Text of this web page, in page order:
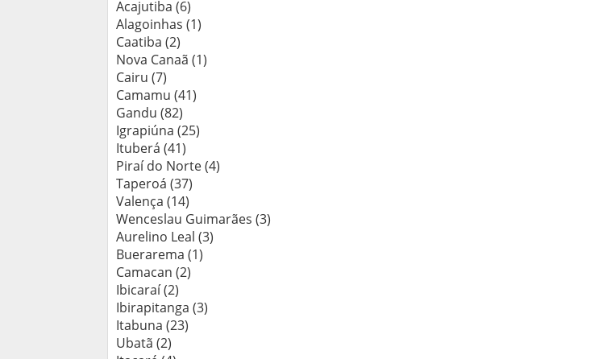
Acajutiba (6)
Alagoinhas (1)
Caatiba (2)
Nova Canaã (1)
Cairu (7)
Camamu (41)
Gandu (82)
Igrapiúna (25)
Ituberá (41)
Piraí do Norte (4)
Taperoá (37)
Valença (14)
Wenceslau Guimarães (3)
Aurelino Leal (3)
Buerarema (1)
Camacan (2)
Ibicaraí (2)
Ibirapitanga (3)
Itabuna (23)
Ubatã (2)